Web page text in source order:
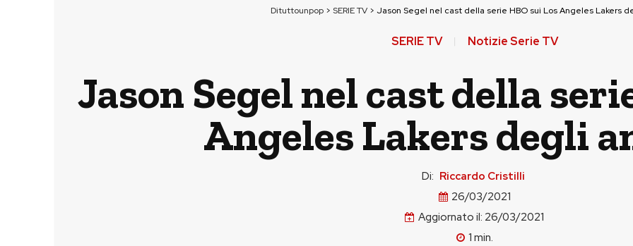
Dituttounpop> SERIE TV> Jason Segel nel cast della serie HBO sui Los Angeles Lakers
SERIE TV Notizie Serie TV
Jason Segel nel cast della
Angeles Lakers degli
Di: Riccardo Cristilli
26/03/2021
Aggiornato il: 26/03/2021
1 min.